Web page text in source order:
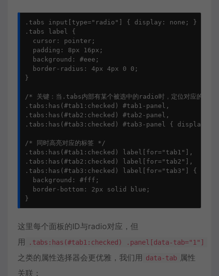
.tabs input[type="radio"] { display: none; }
.tabs label {
  cursor: pointer;
  padding: 8px 16px;
  background: #eee;
  border-radius: 4px 4px 0 0;
}
/* 关键：当.tabs内部有某个被选中的radio时，定位对应的面
.tabs:has(#tab1:checked) #tab1-panel,
.tabs:has(#tab2:checked) #tab2-panel,
.tabs:has(#tab3:checked) #tab3-panel { display:
/* 同时高亮对应的标签 */
.tabs:has(#tab1:checked) label[for="tab1"],
.tabs:has(#tab2:checked) label[for="tab2"],
.tabs:has(#tab3:checked) label[for="tab3"] {
  background: #fff;
  border-bottom: 2px solid blue;
}
这里每个面板的ID与radio对应，但
用
.tabs:has(#tab1:checked) .panel[data-tab="1"]
之类的属性选择器会更优雅，我们用 data-tab 属性
关联：